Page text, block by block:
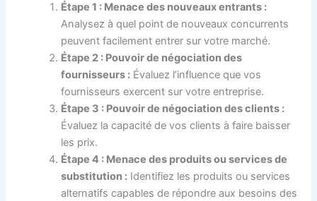
Étape 1 : Menace des nouveaux entrants :
Analysez à quel point de nouveaux concurrents
peuvent facilement entrer sur votre marché.
Étape 2 : Pouvoir de négociation des
fournisseurs : Évaluez l’influence que vos
fournisseurs exercent sur votre entreprise.
Étape 3 : Pouvoir de négociation des clients :
Évaluez la capacité de vos clients à faire baisser
les prix.
Étape 4 : Menace des produits ou services de
substitution : Identifiez les produits ou services
alternatifs capables de répondre aux besoins des